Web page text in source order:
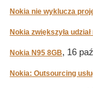
Nokia nie wyklucza
Nokia zwiększyła
Nokia N95 8GB, 16
Nokia: Outsourcing